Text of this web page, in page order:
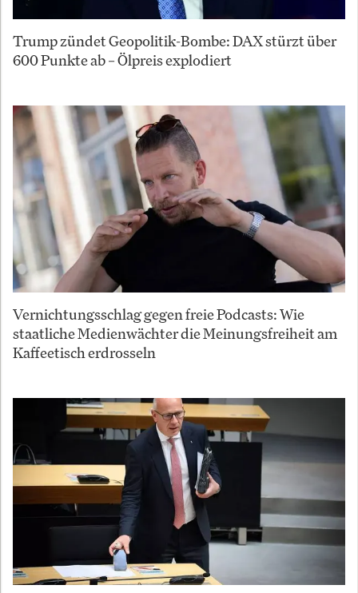
Trump zündet Geopolitik-Bombe: DAX stürzt über
600 Punkte ab – Ölpreis explodiert
Vernichtungsschlag gegen freie Podcasts: Wie
staatliche Medienwächter die Meinungsfreiheit am
Kaffeetisch erdrosseln